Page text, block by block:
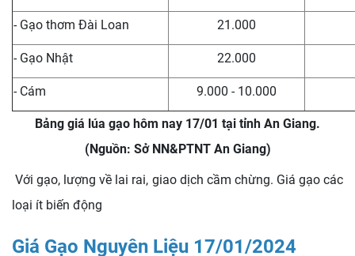
- Gạo thơm Đài Loan 21.000
- Gạo Nhật 22.000
- Cám 9.000 - 10.000
Bảng giá lúa gạo hôm nay 17/01 tại tỉnh An Giang.
(Nguồn: Sở NN&PTNT An Giang)
Với gạo, lượng về lai rai, giao dịch cầm chừng. Giá gạo các
loại ít biến động
Giá Gạo Nguyên Liệu 17/01/2024